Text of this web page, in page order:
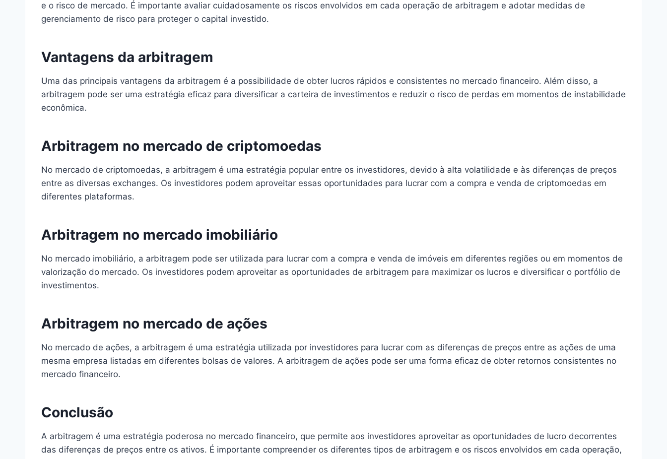
e o risco de mercado. É importante avaliar cuidadosamente os riscos envolvidos em cada operação de arbitragem e adotar medidas de
gerenciamento de risco para proteger o capital investido.
Vantagens da arbitragem
Uma das principais vantagens da arbitragem é a possibilidade de obter lucros rápidos e consistentes no mercado financeiro. Além disso, a
arbitragem pode ser uma estratégia eficaz para diversificar a carteira de investimentos e reduzir o risco de perdas em momentos de instabilidade
econômica.
Arbitragem no mercado de criptomoedas
No mercado de criptomoedas, a arbitragem é uma estratégia popular entre os investidores, devido à alta volatilidade e às diferenças de preços
entre as diversas exchanges. Os investidores podem aproveitar essas oportunidades para lucrar com a compra e venda de criptomoedas em
diferentes plataformas.
Arbitragem no mercado imobiliário
No mercado imobiliário, a arbitragem pode ser utilizada para lucrar com a compra e venda de imóveis em diferentes regiões ou em momentos de
valorização do mercado. Os investidores podem aproveitar as oportunidades de arbitragem para maximizar os lucros e diversificar o portfólio de
investimentos.
Arbitragem no mercado de ações
No mercado de ações, a arbitragem é uma estratégia utilizada por investidores para lucrar com as diferenças de preços entre as ações de uma
mesma empresa listadas em diferentes bolsas de valores. A arbitragem de ações pode ser uma forma eficaz de obter retornos consistentes no
mercado financeiro.
Conclusão
A arbitragem é uma estratégia poderosa no mercado financeiro, que permite aos investidores aproveitar as oportunidades de lucro decorrentes
das diferenças de preços entre os ativos. É importante compreender os diferentes tipos de arbitragem e os riscos envolvidos em cada operação,